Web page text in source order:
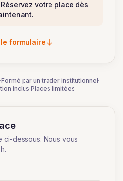
votre place dès
le formulaire
·Formé par un trader institutionnel·
inclus·Places limitées
ci-dessous. Nous vous